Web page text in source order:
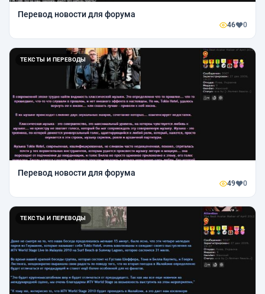
Перевод новости для форума
46 0
ТЕКСТЫ И ПЕРЕВОДЫ
Перевод новости для форума
49 0
ТЕКСТЫ И ПЕРЕВОДЫ